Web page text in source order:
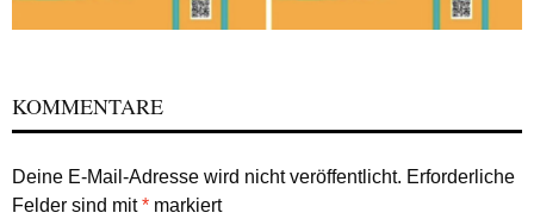
KOMMENTARE
Deine E-Mail-Adresse wird nicht veröffentlicht. Erforderliche
Felder sind mit* markiert